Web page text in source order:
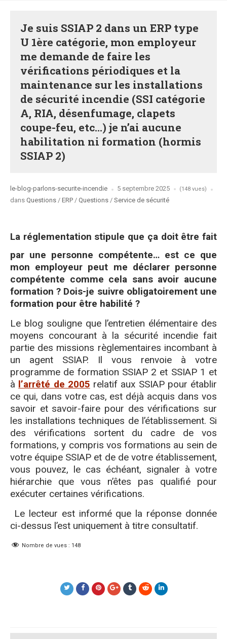
Je suis SSIAP 2 dans un ERP type
U 1ère catégorie, mon employeur
me demande de faire les
vérifications périodiques et la
maintenance sur les installations
de sécurité incendie (SSI catégorie
A, RIA, désenfumage, clapets
coupe-feu, etc…) je n’ai aucune
habilitation ni formation (hormis
SSIAP 2)
Posted
by
le-blog-parlons-securite-incendie 5 septembre 2025 (148 vues)
dans Posted
Questions / ERP / Questions / Service de sécurité
La réglementation stipule que ça doit être fait
par une personne compétente… est ce que
mon employeur peut me déclarer personne
compétente comme cela sans avoir aucune
formation ? Dois-je suivre obligatoirement une
formation pour être habilité ?
Le blog souligne que l’entretien élémentaire des
moyens concourant à la sécurité incendie fait
partie des missions règlementaires incombant à
un agent SSIAP. Il vous renvoie à votre
programme de formation SSIAP 2 et SSIAP 1 et
à l’arrêté de 2005 relatif aux SSIAP pour établir
ce qui, dans votre cas, est déjà acquis dans vos
savoir et savoir-faire pour des vérifications sur
les installations techniques de l’établissement. Si
des vérifications sortent du cadre de vos
formations, y compris vos formations au sein de
votre équipe SSIAP et de de votre établissement,
vous pouvez, le cas échéant, signaler à votre
hiérarchie que vous n’êtes pas qualifié pour
exécuter certaines vérifications.
Le lecteur est informé que la réponse donnée
ci-dessus l’est uniquement à titre consultatif.
Nombre de vues : 148